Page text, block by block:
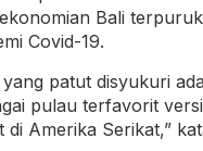
Bali
Covid-19.
yang patut disyukuri
pulau terfavorit
di Amerika Serikat,”